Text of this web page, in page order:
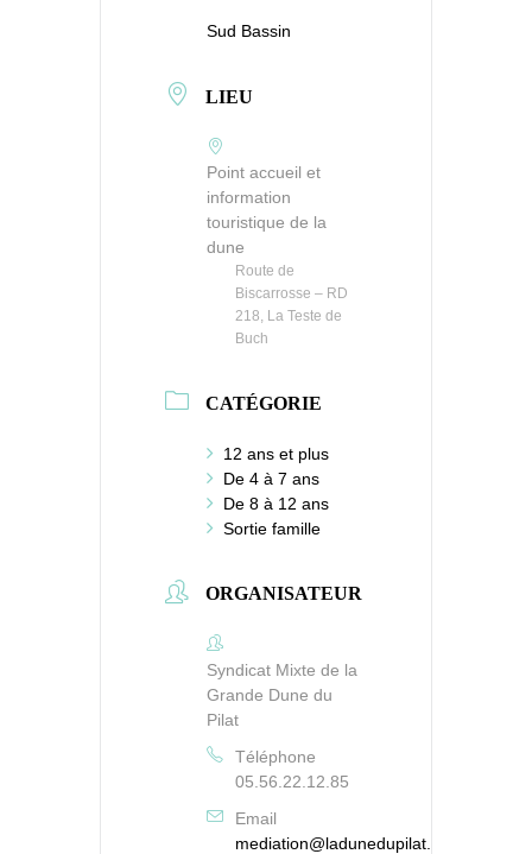
Sud Bassin
LIEU
Point accueil et
information
touristique de la
dune
Route de
Biscarrosse – RD
218, La Teste de
Buch
CATÉGORIE
12 ans et plus
De 4 à 7 ans
De 8 à 12 ans
Sortie famille
ORGANISATEUR
Syndicat Mixte de la
Grande Dune du
Pilat
Téléphone
05.56.22.12.85
Email
mediation@ladunedupilat.com